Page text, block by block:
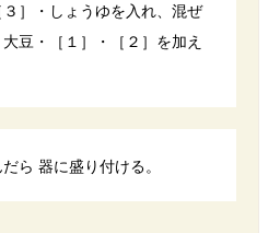
］・しょうゆを入れ、混ぜ
豆・［１］・［２］を加え
ら 器に盛り付ける。